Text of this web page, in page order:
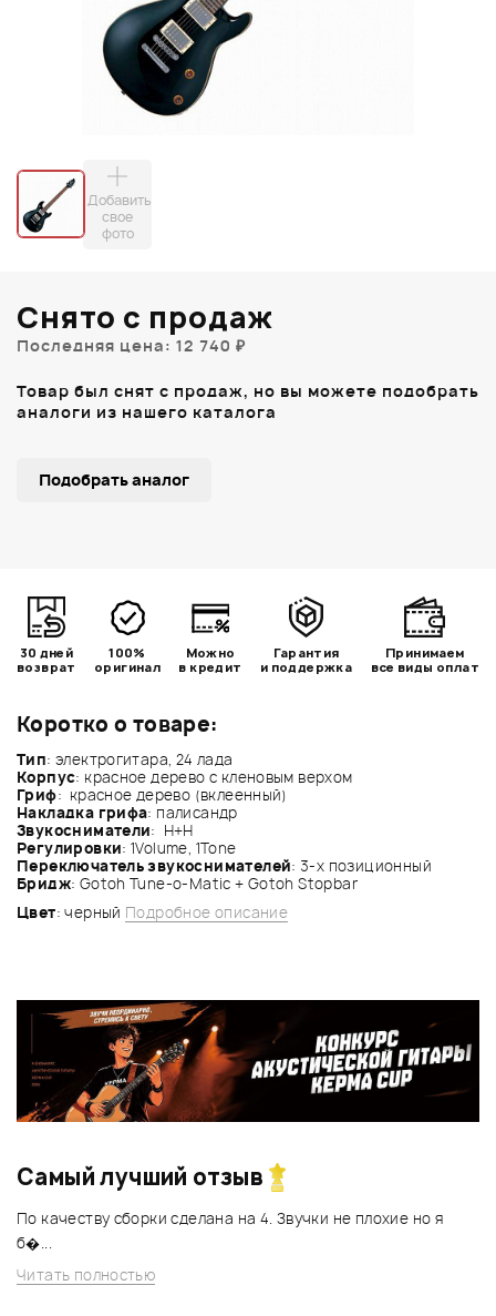
Добавить
свое
фото
Коротко о товаре:
Тип: электрогитара, 24 лада
Корпус: красное дерево с кленовым верхом
Гриф: красное дерево (вклеенный)
Накладка грифа: палисандр
Звукосниматели: Н+Н
Регулировки: 1Volume, 1Tone
Переключатель звукоснимателей: 3-х позиционный
Бридж: Gotoh Tune-o-Matic + Gotoh Stopbar
Цвет: черный Подробное описание
Снято с продаж
Последняя цена: 12 740 ₽
Товар был снят с продаж, но вы можете подобрать
аналоги из нашего каталога
Подобрать аналог
30 дней
возврат
100%
оригинал
Можно
в кредит
Гарантия
и поддержка
Принимаем
все виды оплат
Самый лучший отзыв
По качеству сборки сделана на 4. Звучки не плохие но я
б�...
Читать полностью